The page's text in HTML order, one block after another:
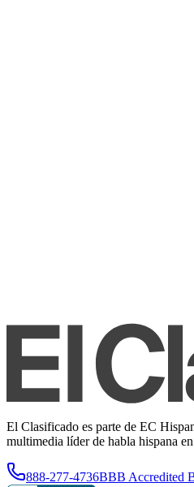
El Clasificado es parte de EC
multimedia líder de habla hispana
888-277-4736BBB Accredited